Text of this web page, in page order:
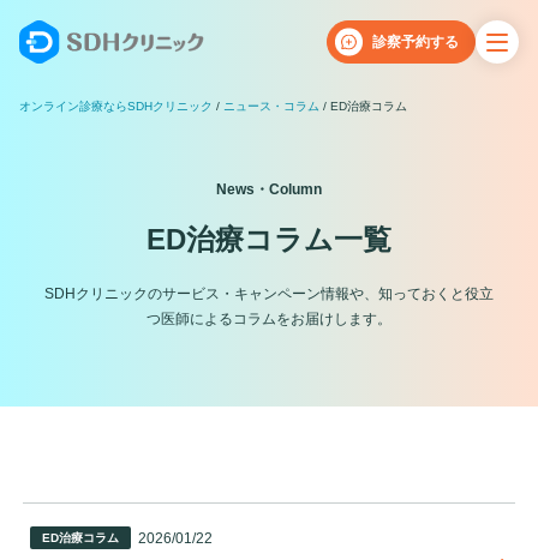
診察予約する
オンライン診療ならSDHクリニック ニュース・コラム ED治療コラム
News・Column
ED治療コラム一覧
SDHクリニックのサービス・キャンペーン情報や、知っておくと役立
つ医師によるコラムをお届けします。
ED治療コラム
2026/01/22